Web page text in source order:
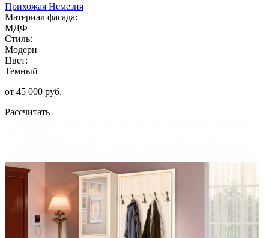
Прихожая Немезия
Материал фасада:
МДФ
Стиль:
Модерн
Цвет:
Темный
от 45 000 руб.
Рассчитать